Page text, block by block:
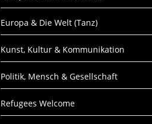
Europa & Die Welt (Tanz)
Kunst, Kultur & Kommunikation
Politik, Mensch & Gesellschaft
Refugees Welcome